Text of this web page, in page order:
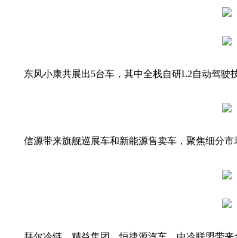
东风小康共展出5台车，其中全栈自研L2自动驾驶
信源带来旗舰巡展车和新能源售卖车，聚焦细分